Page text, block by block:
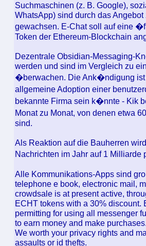
Suchmaschinen (z. B. Google),
WhatsApp) sind durch das
gewachsen. E-Chat soll auf eine
Token der Ethereum-Blockchain
Dezentrale Obsidian-Messaging-
werden und sind im Vergleich zu
�berwachen. Die Ank�ndigung ist
allgemeine Adoption einer
bekannte Firma sein k�nnte - Kik
Monat zu Monat, von denen etwa
sind.
Als Reaktion auf die Bauherren
Nachrichten im Jahr auf 1 Milliarde
Alle Kommunikations-Apps sind
telephone e book, electronic mail,
crowdsale is at present active,
ECHT tokens with a 30% discount.
permitting for using all messenger
to earn money and make
We worth your privacy rights and
assaults or id thefts.